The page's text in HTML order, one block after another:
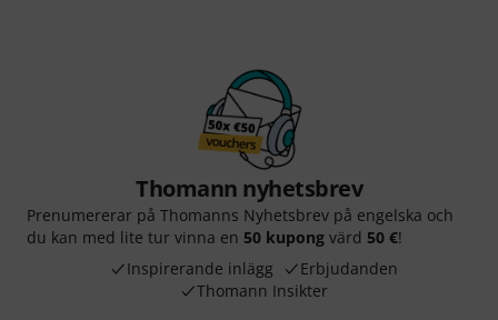
Thomann nyhetsbrev
Prenumererar på Thomanns Nyhetsbrev på engelska och
du kan med lite tur vinna en 50 kupong värd 50 €!
Inspirerande inlägg
Erbjudanden
Thomann Insikter